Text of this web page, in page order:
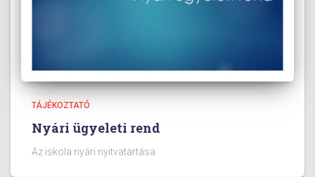
TÁJÉKOZTATÓ
Nyári ügyeleti rend
Az iskola nyári nyitvatartása